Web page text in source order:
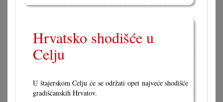
Hrvatsko shodišće u
Celju
U štajerskom Celju će se održati opet najveće shodišće
gradišćanskih Hrvatov.